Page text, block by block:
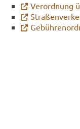
Ver­ord­nung